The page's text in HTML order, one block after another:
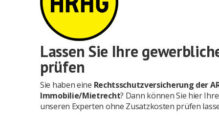
Lassen Sie Ihre
prüfen
Sie haben eine Rechtsschutzversicherung der
Immobilie/Mietrecht? Dann können Sie hier
unseren Experten ohne Zusatzkosten prüfen